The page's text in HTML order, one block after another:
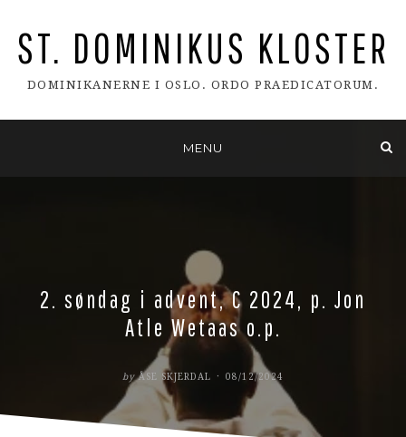
ST. DOMINIKUS KLOSTER
DOMINIKANERNE I OSLO. ORDO PRAEDICATORUM.
MENU
2. søndag i advent, C 2024, p. Jon
Atle Wetaas o.p.
byÅSE SKJERDAL
POSTED
08/12/2024